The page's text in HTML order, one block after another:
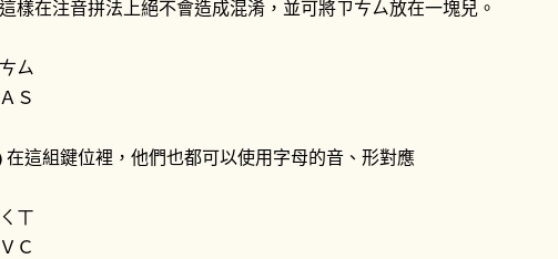
樣在注音拼法上絕不會造成混淆，並可將ㄗㄘㄙ放在一塊兒。
ㄙ
Ｓ
在這組鍵位裡，他們也都可以使用字母的音、形對應
ㄒ
Ｃ